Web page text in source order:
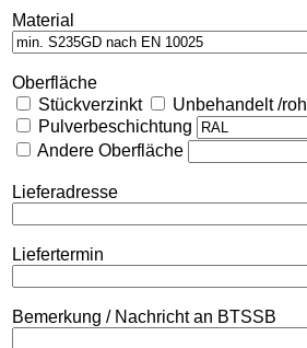
Material
Oberfläche
Stückverzinkt
Unbehandelt /roh
Pulverbeschichtung
Andere Oberfläche
Lieferadresse
Liefertermin
Bemerkung / Nachricht an BTSSB